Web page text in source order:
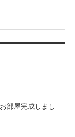
部屋完成しまし